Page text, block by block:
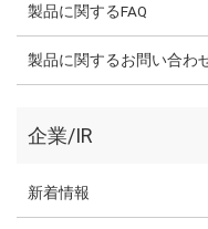
製品に関するFAQ
製品に関するお問い合わ
企業/IR
新着情報